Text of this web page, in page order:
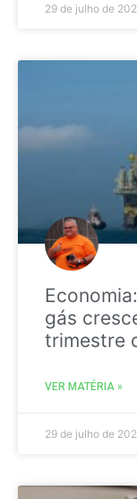
29 de julho de
gás
trimestre
VER MATÉRIA »
29 de julho de